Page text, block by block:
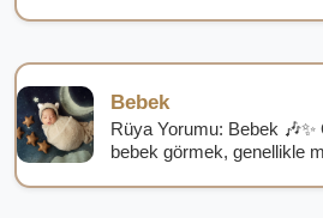
Bebek
Rüya Yorumu: Bebek
bebek görmek, genellikle